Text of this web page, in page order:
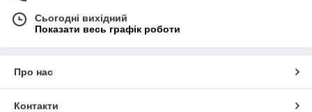
Сьогодні вихідний
Показати весь графік роботи
Про нас
Контакти